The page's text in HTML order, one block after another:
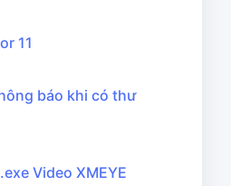
11
báo khi có thư
Video XMEYE